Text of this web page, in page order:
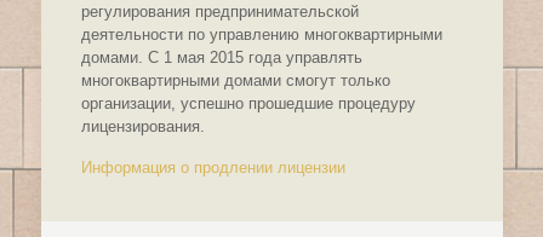
регулирования предпринимательской
деятельности по управлению многоквартирными
домами. С 1 мая 2015 года управлять
многоквартирными домами смогут только
организации, успешно прошедшие процедуру
лицензирования.
Информация о продлении лицензии